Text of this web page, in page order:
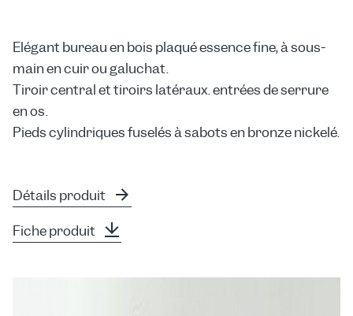
Elégant bureau en bois plaqué essence fine, à sous-
main en cuir ou galuchat.
Tiroir central et tiroirs latéraux. entrées de serrure
en os.
Pieds cylindriques fuselés à sabots en bronze nickelé.
Détails produit
Fiche produit